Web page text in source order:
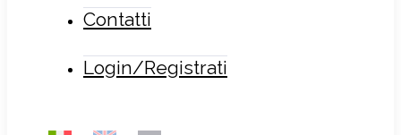
Contatti
Login/Registrati